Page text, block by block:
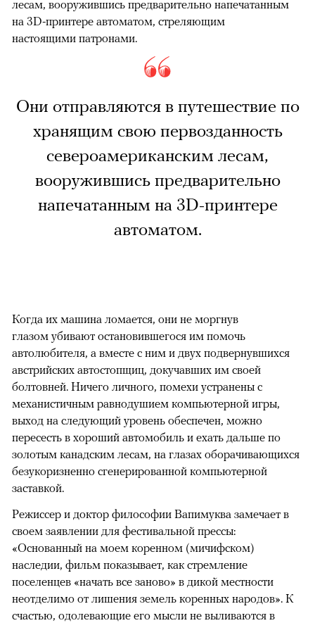
лесам, вооружившись предварительно напечатанным
на 3D-принтере автоматом, стреляющим
настоящими патронами.
Они отправляются в путешествие по
хранящим свою первозданность
североамериканским лесам,
вооружившись предварительно
напечатанным на 3D-принтере
автоматом.
Когда их машина ломается, они не моргнув
глазом убивают остановившегося им помочь
автолюбителя, а вместе с ним и двух подвернувшихся
австрийских автостопщиц, докучавших им своей
болтовней. Ничего личного, помехи устранены с
механистичным равнодушием компьютерной игры,
выход на следующий уровень обеспечен, можно
пересесть в хороший автомобиль и ехать дальше по
золотым канадским лесам, на глазах оборачивающихся
безукоризненно сгенерированной компьютерной
заставкой.
Режиссер и доктор философии Вапимуква замечает в
своем заявлении для фестивальной прессы:
«Основанный на моем коренном (мичифском)
наследии, фильм показывает, как стремление
поселенцев «начать все заново» в дикой местности
неотделимо от лишения земель коренных народов». К
счастью, одолевающие его мысли не выливаются в